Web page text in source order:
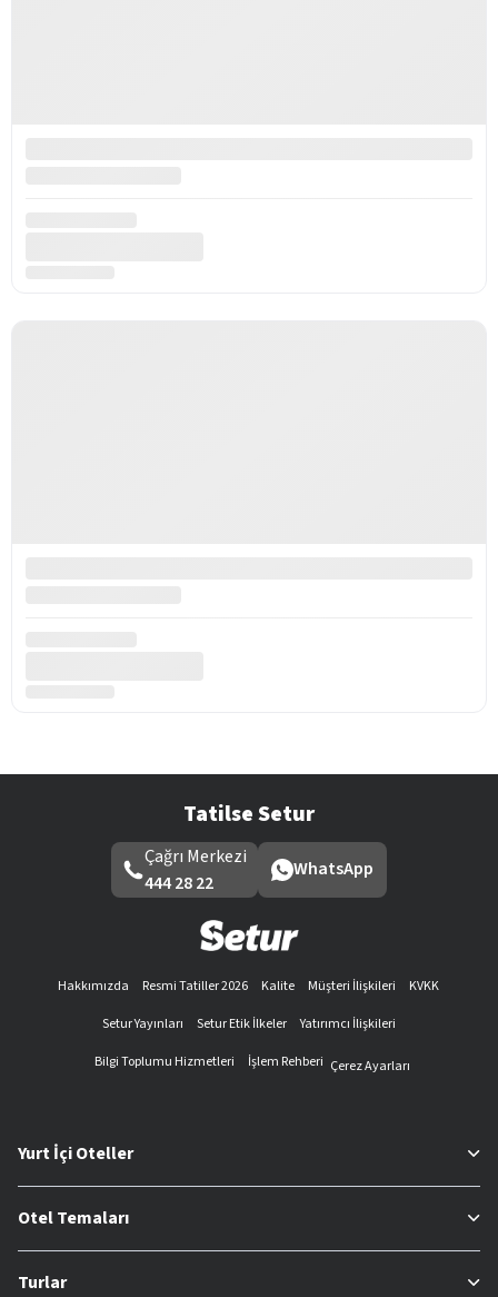
Tatilse Setur
Çağrı Merkezi
444 28 22
WhatsApp
Hakkımızda Resmi Tatiller 2026 Kalite Müşteri İlişkileri
KVKK
Setur Yayınları
Setur Etik İlkeler
Yatırımcı İlişkileri
Bilgi Toplumu Hizmetleri
İşlem Rehberi Çerez Ayarları
Yurt İçi Oteller
Otel Temaları
Turlar